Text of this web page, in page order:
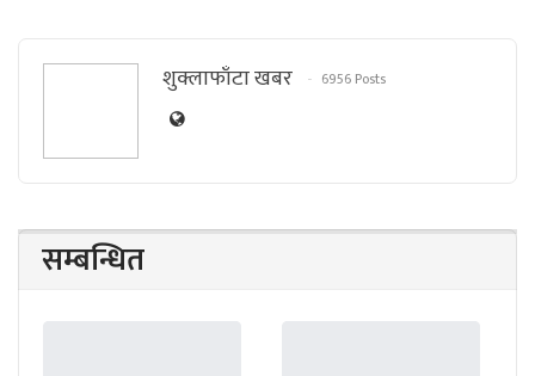
शुक्लाफाँटा खबर 6956 Posts
सम्बन्धित